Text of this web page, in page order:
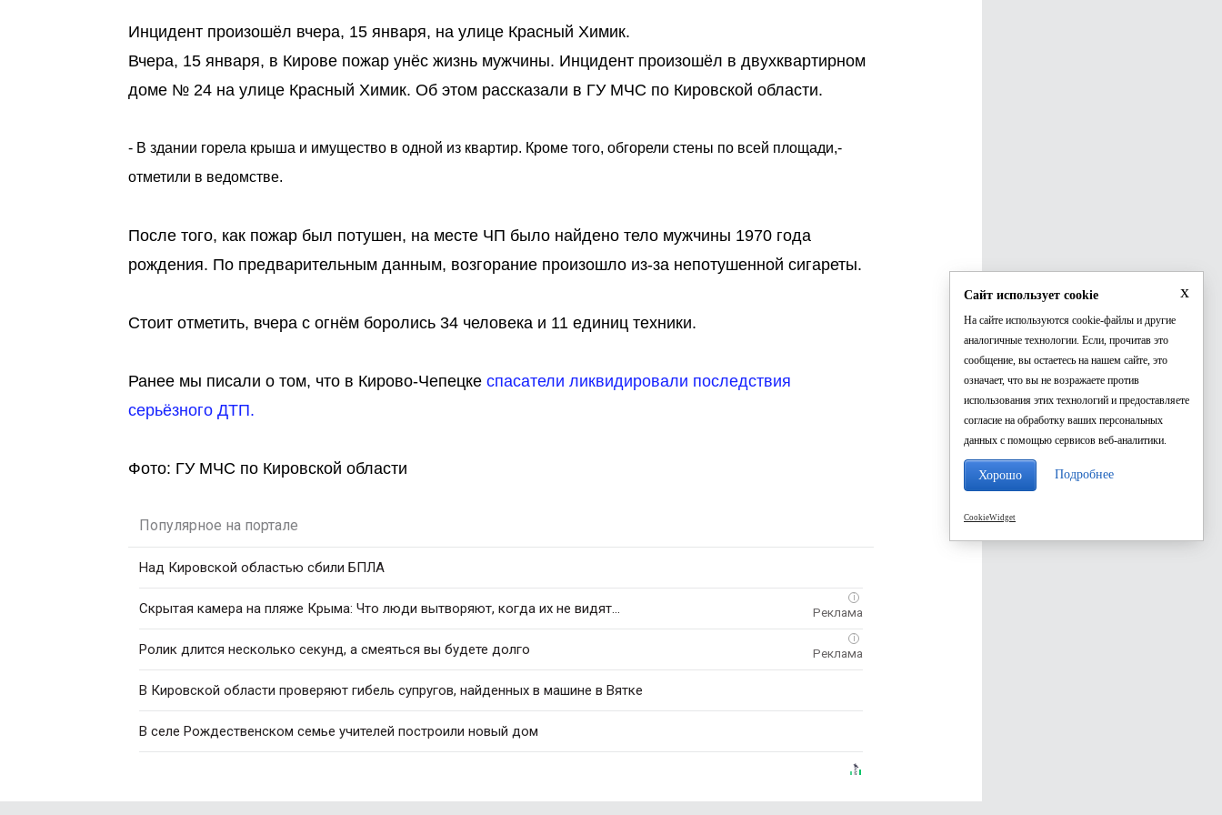
Инцидент произошёл вчера, 15 января, на улице Красный Химик.
Вчера, 15 января, в Кирове пожар унёс жизнь мужчины. Инцидент произошёл в двухквартирном
доме № 24 на улице Красный Химик. Об этом рассказали в ГУ МЧС по Кировской области.
- В здании горела крыша и имущество в одной из квартир. Кроме того, обгорели стены по всей площади,-
отметили в ведомстве.
После того, как пожар был потушен, на месте ЧП было найдено тело мужчины 1970 года
рождения. По предварительным данным, возгорание произошло из-за непотушенной сигареты.
Стоит отметить, вчера с огнём боролись 34 человека и 11 единиц техники.
Ранее мы писали о том, что в Кирово-Чепецке спасатели ликвидировали последствия
серьёзного ДТП.
Фото: ГУ МЧС по Кировской области
Популярное на портале
Над Кировской областью сбили БПЛА
i
Скрытая камера на пляже Крыма: Что люди вытворяют, когда их не видят...
i
Ролик длится несколько секунд, а смеяться вы будете долго
В Кировской области проверяют гибель супругов, найденных в машине в Вятке
В селе Рождественском семье учителей построили новый дом
x
Сайт использует cookie
На сайте используются cookie-файлы и другие
аналогичные технологии. Если, прочитав это
сообщение, вы остаетесь на нашем сайте, это
означает, что вы не возражаете против
использования этих технологий и предоставляете
согласие на обработку ваших персональных
данных с помощью сервисов веб-аналитики.
Хорошо Подробнее
CookieWidget